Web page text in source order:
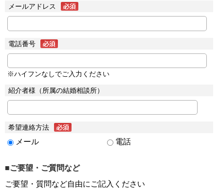
メールアドレス
電話番号
※ハイフンなしでご入力ください
紹介者様（所属の結婚相談所）
希望連絡方法
メール 電話
■ご要望・ご質問など
ご要望・質問など自由にご記入ください